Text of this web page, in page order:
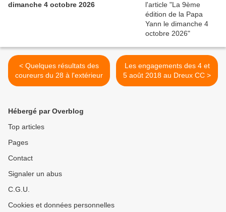
dimanche 4 octobre 2026
< Quelques résultats des
coureurs du 28 à l'extérieur
Les engagements des 4 et
5 août 2018 au Dreux CC >
Hébergé par Overblog
Top articles
Pages
Contact
Signaler un abus
C.G.U.
Cookies et données personnelles